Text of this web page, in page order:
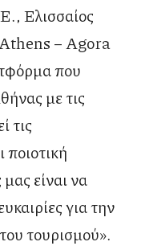
Ελισσαίος
– Agora
που
με τις
τις
είναι να
για την
τουρισμού».